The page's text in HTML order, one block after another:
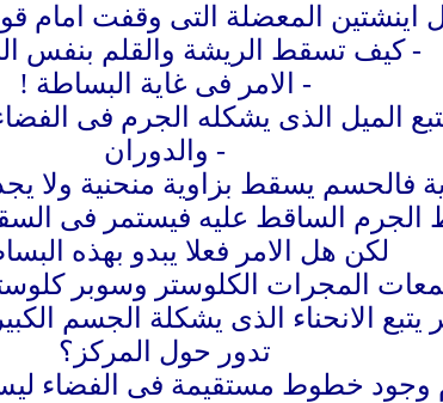
اينشتين المعضلة التى وقفت امام
- كيف تسقط الريشة والقلم بنفس
- الامر فى غاية البساطة !
الميل الذى يشكله الجرم فى
- والدوران
فالحسم يسقط بزاوية منحنية ولا
الجرم الساقط عليه فيستمر فى
لكن هل الامر فعلا يبدو بهذه
المجرات الكلوستر وسوبر
الانحناء الذى يشكلة الجسم
تدور حول المركز؟
وجود خطوط مستقيمة فى الفضاء